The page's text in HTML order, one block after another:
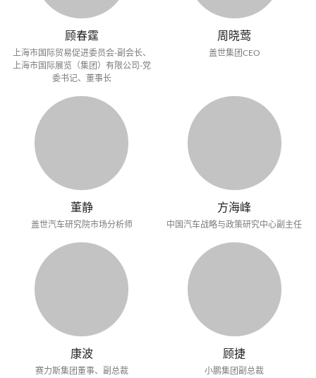
顾春霆
上海市国际贸易促进委员会-副会长、
上海市国际展览（集团）有限公司-党
委书记、董事长
周晓莺
盖世集团CEO
董静
盖世汽车研究院市场分析师
方海峰
中国汽车战略与政策研究中心副主任
康波
赛力斯集团董事、副总裁
顾捷
小鹏集团副总裁